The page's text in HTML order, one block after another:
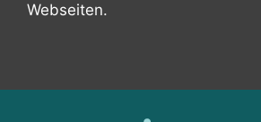
Webseiten.